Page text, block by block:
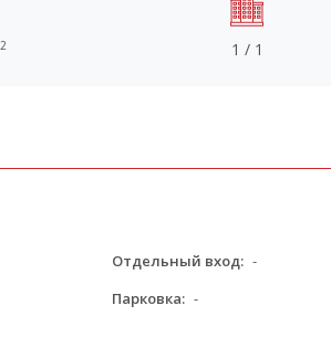
2 1 / 1
Отдельный вход: -
Парковка: -